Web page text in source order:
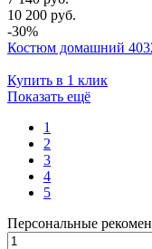
10 200 руб.
-30%
Костюм домашний
Купить в 1 клик
Показать ещё
1
2
3
4
5
Персональные